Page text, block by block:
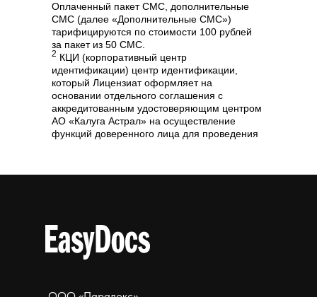
Оплаченный пакет СМС, дополнительные
СМС (далее «Дополнительные СМС»)
тарифицируются по стоимости 100 рублей
за пакет из 50 СМС.
2 КЦИ (корпоративный центр
идентификации) центр идентификации,
который Лицензиат оформляет на
основании отдельного соглашения с
аккредитованным удостоверяющим центром
АО «Калуга Астрал» на осуществление
функций доверенного лица для проведения
ЦИ КА (центр идентификации АО «Калуга
Астрал») – центры идентификации
аккредитованного удостоверяющего центра
АО «Калуга Астрал», в которых заявители